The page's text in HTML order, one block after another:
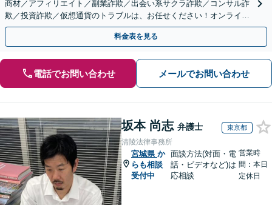
商材／アフィリエイト／副業詐欺／出会い系サクラ詐欺／コンサル詐
欺／投資詐欺／仮想通貨のトラブルは、お任せください！オンライン
のみで解決も可能！
料金表を見る
電話でお問い合わせ メールでお問い合わせ
坂本 尚志 弁護士 東京都
清陵法律事務所
宮城県 か
らも相談
受付中
面談方法(対面・電
話・ビデオなど)は
応相談
営業時
間：本日
定休日